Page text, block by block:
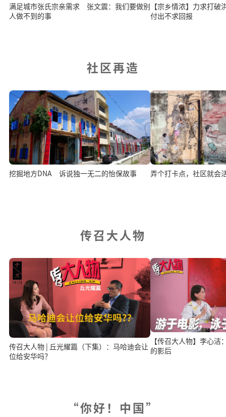
满足城市张氏宗亲需求 张文震：我们要做别
人做不到的事
【宗乡情浓】力求打
付出不求回报
社区再造
挖掘地方DNA 诉说独一无二的怡保故事 弄个打卡点，社区就会
传召大人物
传召大人物 | 丘光耀篇（下集）：马哈迪会让
位给安华吗？
【传召大人物】李心
的影后
“你好！中国”